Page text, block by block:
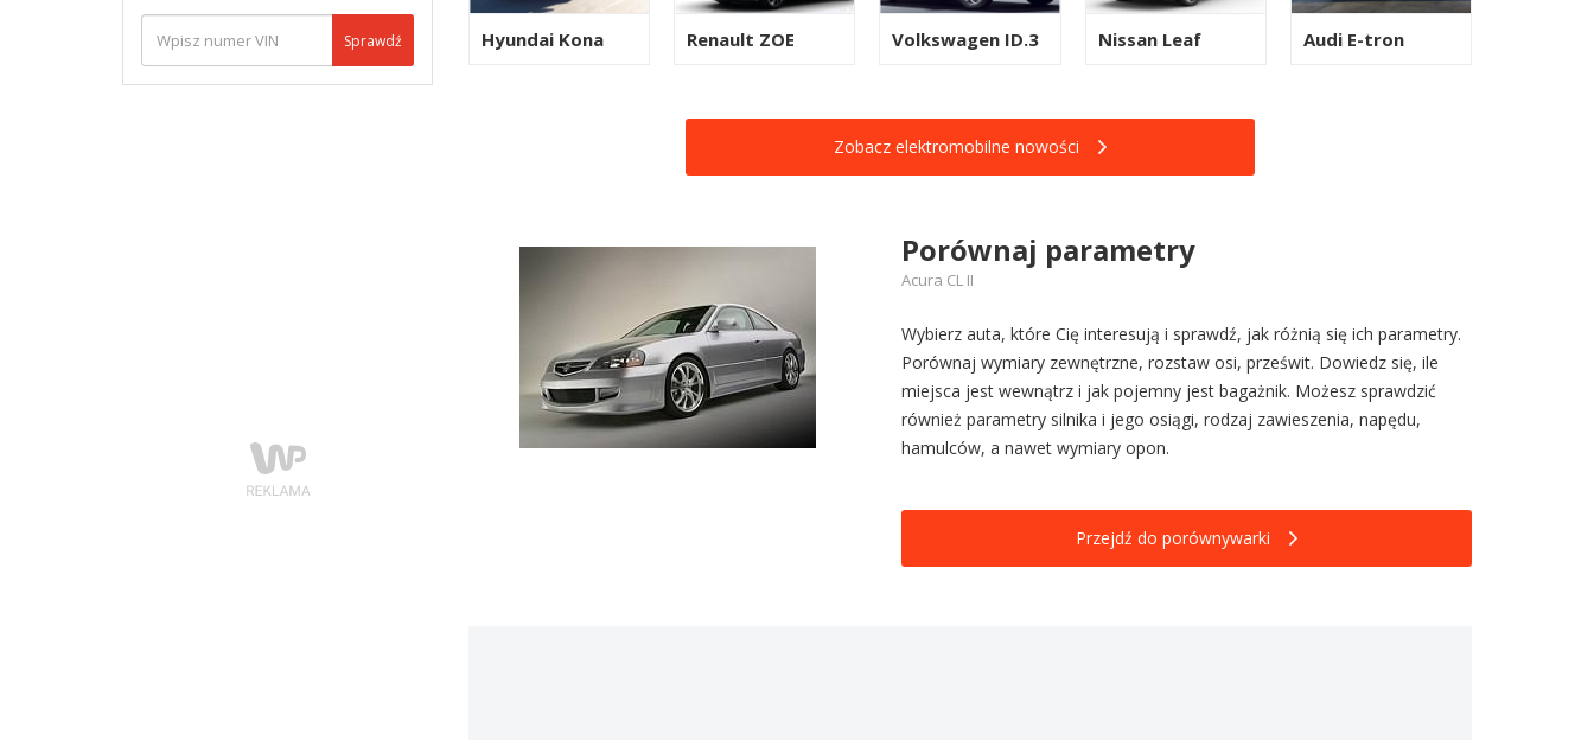
Hyundai Kona Renault ZOE Volkswagen ID.3 Nissan Leaf Audi E-tron
Zobacz elektromobilne nowości
Porównaj parametry
Acura CL II
Wybierz auta, które Cię interesują i sprawdź, jak różnią się ich parametry.
Porównaj wymiary zewnętrzne, rozstaw osi, prześwit. Dowiedz się, ile
miejsca jest wewnątrz i jak pojemny jest bagażnik. Możesz sprawdzić
również parametry silnika i jego osiągi, rodzaj zawieszenia, napędu,
hamulców, a nawet wymiary opon.
Przejdź do porównywarki
Sprawdź